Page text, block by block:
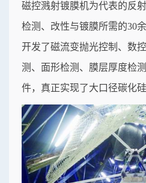
磁控溅射镀膜机为代表的反
检测、改性与镀膜所需的30
开发了磁流变抛光控制、数
测、面形检测、膜层厚度检
件，真正实现了大口径碳化